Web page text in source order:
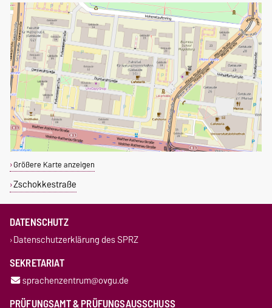
Größere Karte anzeigen
Zschokkestraße
DATENSCHUTZ
Datenschutzerklärung des SPRZ
SEKRETARIAT
sprachenzentrum@ovgu.de
PRÜFUNGSAMT & PRÜFUNGSAUSSCHUSS